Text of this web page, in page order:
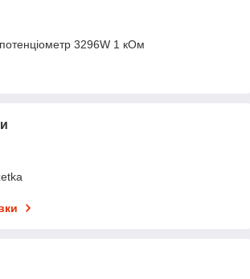
3296W 1 кОм